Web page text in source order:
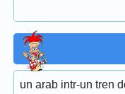
un arab intr-un tren